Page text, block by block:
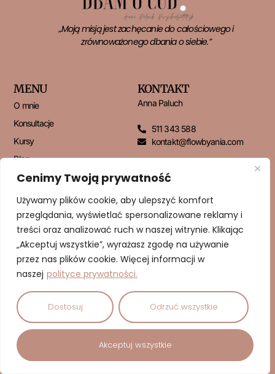
Cenimy Twoją prywatność
Używamy plików cookie, aby ulepszyć komfort
przeglądania, wyświetlać spersonalizowane reklamy i
treści oraz analizować ruch w naszej witrynie. Klikając
„Akceptuj wszystkie”, wyrażasz zgodę na używanie
przez nas plików cookie. Więcej informacji w
naszej polityce prywatności.
Dostosuj Odrzuć wszystkie
Akceptuj wszystkie
„Moją misją jest zachęcanie do całościowego i
zrównoważonego dbania o siebie.”
MENU
O mnie
Konsultacje
Kursy
Blog
Kontakt
KONTAKT
Anna Paluch
511 343 588
kontakt@flowbyania.com
NEWSLETTER
ZAPISUJĘ SIĘ!
© 2026 Dbam o Cud | Anna Paluch – Psychodietetyk | Wszelkie